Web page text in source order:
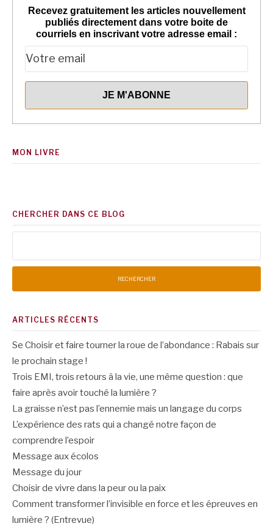
Recevez gratuitement les articles nouvellement
publiés directement dans votre boite de
courriels en inscrivant votre adresse email :
MON LIVRE
CHERCHER DANS CE BLOG
ARTICLES RÉCENTS
Se Choisir et faire tourner la roue de l’abondance : Rabais sur
le prochain stage !
Trois EMI, trois retours à la vie, une même question : que
faire après avoir touché la lumière ?
La graisse n’est pas l’ennemie mais un langage du corps
L’expérience des rats qui a changé notre façon de
comprendre l’espoir
Message aux écolos
Message du jour
Choisir de vivre dans la peur ou la paix
Comment transformer l’invisible en force et les épreuves en
lumière ? (Entrevue)